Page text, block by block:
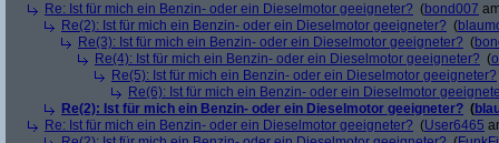
Re: Ist für mich ein Benzin- oder ein Dieselmotor geeigneter? (bond007
Re(2): Ist für mich ein Benzin- oder ein Dieselmotor geeigneter? (
Re(3): Ist für mich ein Benzin- oder ein Dieselmotor geeigneter? (
Re(4): Ist für mich ein Benzin- oder ein Dieselmotor geeigneter? (
Re(5): Ist für mich ein Benzin- oder ein Dieselmotor geeigneter?
Re(6): Ist für mich ein Benzin- oder ein Dieselmotor
Re(2): Ist für mich ein Benzin- oder ein Dieselmotor geeigneter? (
Re: Ist für mich ein Benzin- oder ein Dieselmotor geeigneter? (User6465